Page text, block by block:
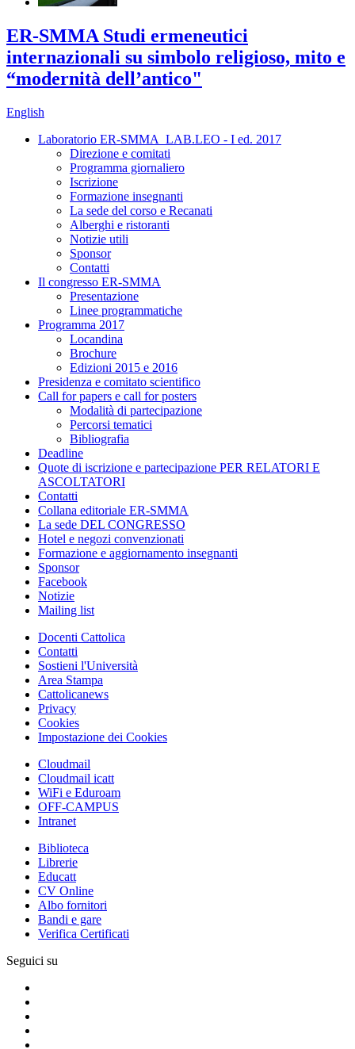
ER-SMMA Studi ermeneutici
internazionali su simbolo religioso, mito e
“modernità dell’antico"
English
Laboratorio ER-SMMA_LAB.LEO - I ed. 2017
Direzione e comitati
Programma giornaliero
Iscrizione
Formazione insegnanti
La sede del corso e Recanati
Alberghi e ristoranti
Notizie utili
Sponsor
Contatti
Il congresso ER-SMMA
Presentazione
Linee programmatiche
Programma 2017
Locandina
Brochure
Edizioni 2015 e 2016
Presidenza e comitato scientifico
Call for papers e call for posters
Modalità di partecipazione
Percorsi tematici
Bibliografia
Deadline
Quote di iscrizione e partecipazione PER RELATORI E
ASCOLTATORI
Contatti
Collana editoriale ER-SMMA
La sede DEL CONGRESSO
Hotel e negozi convenzionati
Formazione e aggiornamento insegnanti
Sponsor
Facebook
Notizie
Mailing list
Docenti Cattolica
Contatti
Sostieni l'Università
Area Stampa
Cattolicanews
Privacy
Cookies
Impostazione dei Cookies
Cloudmail
Cloudmail icatt
WiFi e Eduroam
OFF-CAMPUS
Intranet
Biblioteca
Librerie
Educatt
CV Online
Albo fornitori
Bandi e gare
Verifica Certificati
Seguici su